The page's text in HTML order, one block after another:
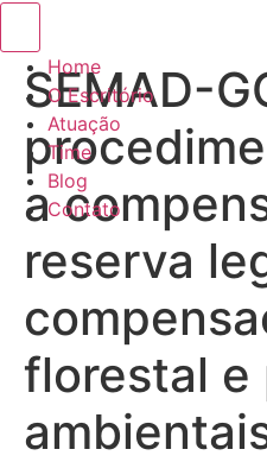
Home
O Escritório
Atuação
Time
Blog
Contato
SEMAD-
a
reserva
florestal e